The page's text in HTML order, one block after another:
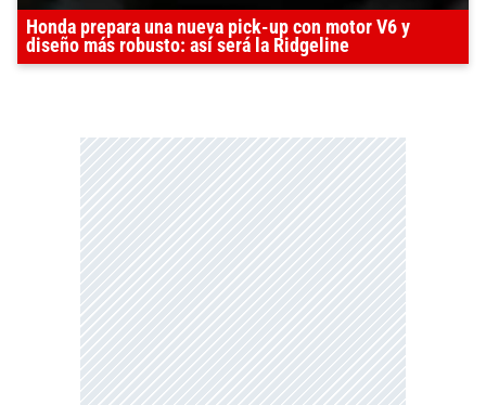
Honda prepara una nueva pick-up con motor V6 y
diseño más robusto: así será la Ridgeline